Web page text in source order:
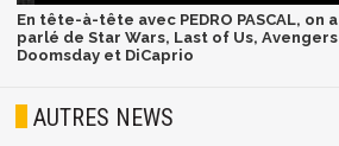
En tête-à-tête avec PEDRO PASCAL, on a
parlé de Star Wars, Last of Us, Avengers
Doomsday et DiCaprio
AUTRES NEWS